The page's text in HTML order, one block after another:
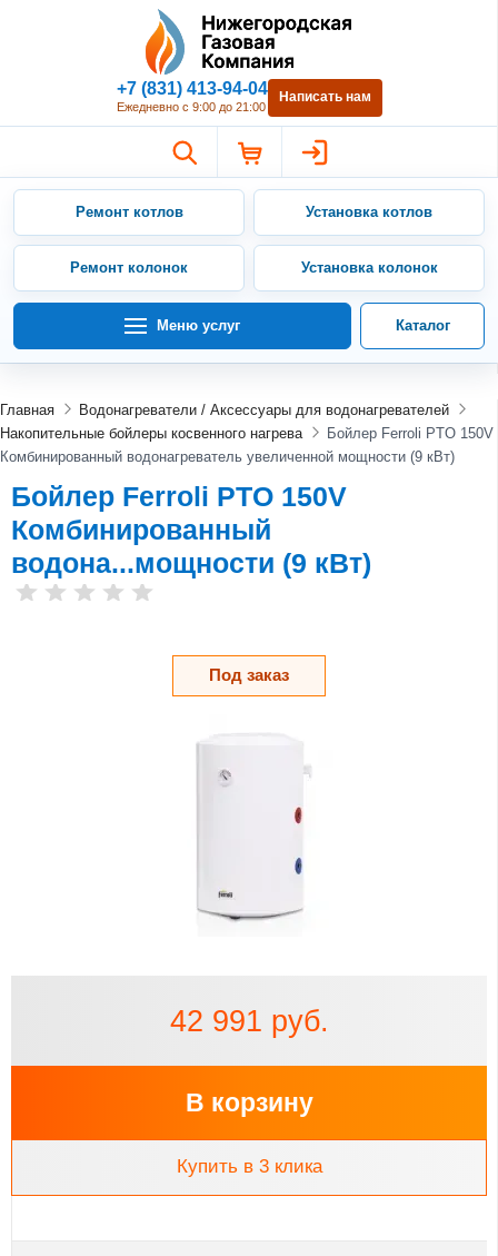
Нижегородская Газовая
+7 (831) 413-94-04
Ежедневно с 9:00 до 21:00
Написать нам
Ремонт котлов Установка котлов
Ремонт колонок Установка колонок
Меню услуг Каталог
Главная
Водонагреватели / Аксессуары для водонагревателей
Накопительные бойлеры косвенного нагрева
Бойлер Ferroli PTO 150V
Комбинированный водонагреватель увеличенной мощности (9 кВт)
Бойлер Ferroli PTO 150V
Комбинированный
водона...мощности (9 кВт)
Под заказ
42 991 руб.
В корзину
Купить в 3 клика